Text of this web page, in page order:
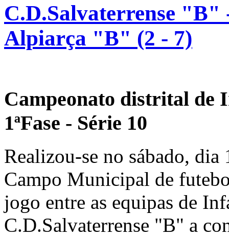
C.D.Salvaterrense "B"
Alpiarça "B" (2 - 7)
Campeonato distrital de
1ªFase - Série 10
Realizou-se no sábado,
Campo Municipal de
jogo entre as equipas de
C.D.Salvaterrense "B" a